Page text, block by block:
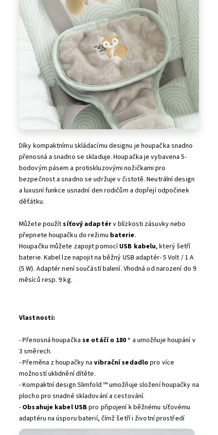
Díky kompaktnímu skládacímu designu je houpačka snadno
přenosná a snadno se skladuje. Houpačka je vybavena 5-
bodovým pásem a protiskluzovými nožičkami pro
bezpečnost a snadno se udržuje v čistotě. Neutrální design
a luxusní funkce usnadní den rodičům a dopřejí odpočinek
děťátku.
Můžete použítsíťový adaptérv blízkosti zásuvky nebo
přepnete houpačku do režimu baterie.
Houpačku můžete zapojit pomocíUSB kabelu, který šetří
baterie. Kabel lze napojit na běžný USB adaptér- 5 Volt / 1 A
(5 W). Adaptér není součástí balení. Vhodná od narození do 9
měsíců resp. 9 kg.
Vlastnosti:
- Přenosná houpačka se otáčí o 180 ° a umožňuje houpání v
3 směrech.
- Přeměna z houpačky navibrační sedadlo pro více
možností uklidnění dítěte.
- Kompaktní design Slimfold ™ umožňuje složení houpačky na
plocho pro snadné skladování a cestování.
- Obsahuje kabel USB pro připojení k běžnému síťovému
adaptéru na úsporu baterií, čímž šetří i životní prostředí